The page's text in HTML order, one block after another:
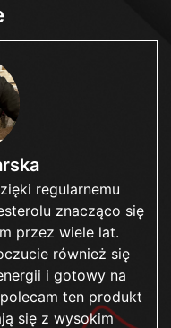
regularnemu
znacząco się
przez wiele lat.
również się
i gotowy na
ten produkt
się z wysokim